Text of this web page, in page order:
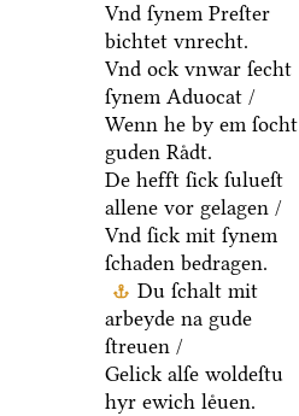
Vnd ſynem Preſter
bichtet vnrecht.
Vnd ock vnwar ſecht
ſynem Aduocat /
Wenn he by em ſocht
guden Raͤdt.
De hefft ſick ſulueſt
allene vor gelagen /
Vnd ſick mit ſynem
ſchaden bedragen.
Du ſchalt mit
arbeyde na gude
ſtreuen /
Gelick alſe woldeſtu
hyr ewich leͤuen.